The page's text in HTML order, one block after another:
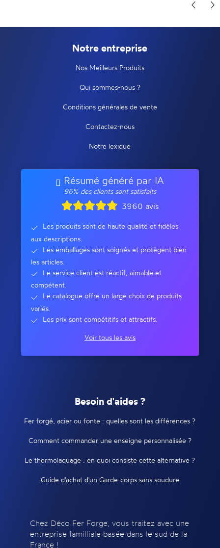
Notre entreprise
Nos Meilleurs Produits
Qui sommes-nous ?
Conditions générales de vente
Contactez-nous
Notre lexique
Résumé généré par IA
96% des clients sont satisfaits
3960 avis
Les produits sont de haute qualité et fidèles
aux descriptions.
Les emballages sont soignés et protègent bien
les articles.
Le service client est réactif, aimable et
compétent.
Le catalogue offre un large choix de produits
variés.
Les prix sont compétitifs et attractifs.
Voir tous les avis
Besoin d'aides ?
Fer forgé, acier ou fonte : quelles sont les différences ?
Comment commander une enseigne personnalisée ?
Le thermolaquage : en quoi consiste cette alternative ?
Guide d'achat d'un Garde-corps sans soudure
Chez Déco Fer Forge, vous traitez avec une
entreprise familliale basée dans le sud de la
France !